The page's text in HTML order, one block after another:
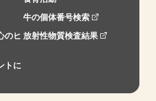
牛の個体番号検索
のヒ 放射性物質検査結果
トに